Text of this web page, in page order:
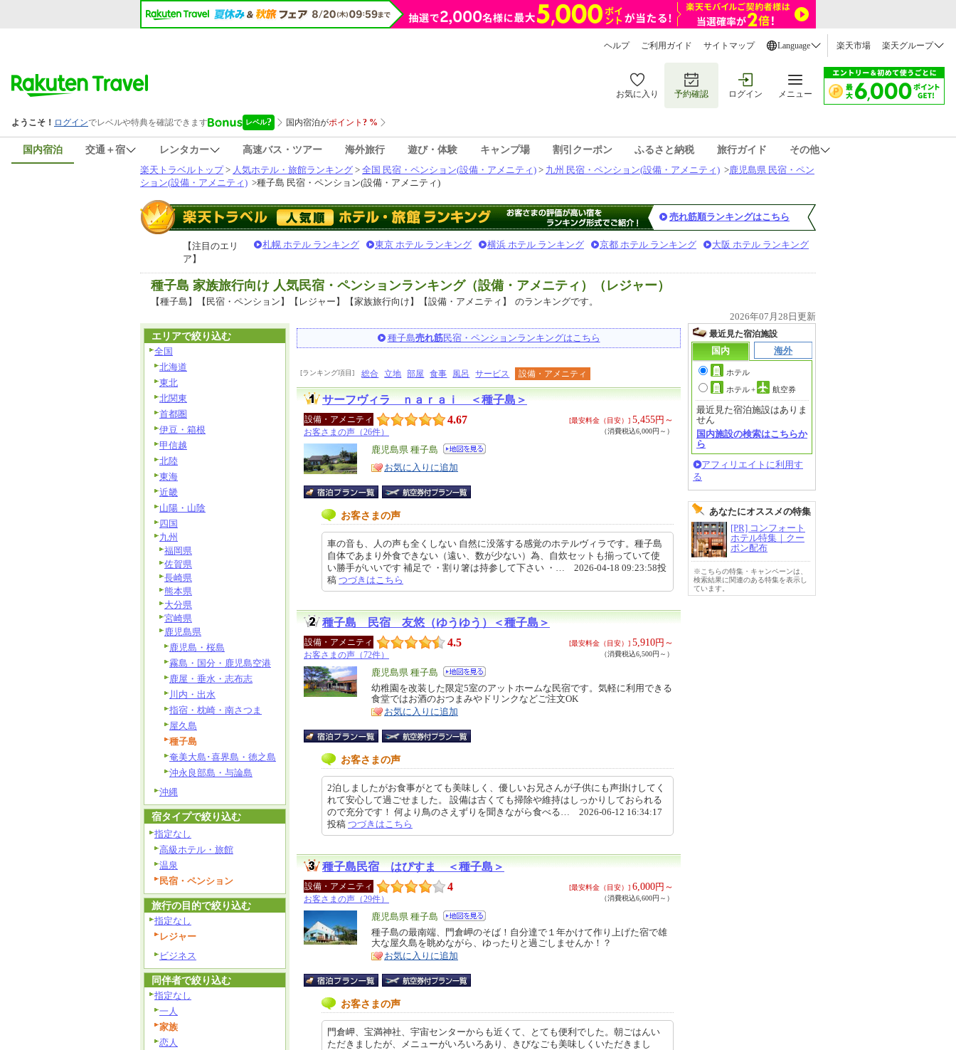
ヘルプ ご利用ガイド サイトマップ Language 楽天市場 楽天グループ
お気に入り 予約確認 ログイン メニュー
国内宿泊 交通＋宿 レンタカー 高速バス・ツアー 海外旅行 遊び・体験 キャンプ場 割引クーポン ふるさと納税 旅行ガイド
その他
楽天トラベルトップ> 人気ホテル・旅館ランキング > 全国 民宿・ペンション(設備・アメニティ) > 九州 民宿・ペンション(設備・アメニティ) >鹿児島県 民宿・ペン
ション(設備・アメニティ) >種子島 民宿・ペンション(設備・アメニティ)
売れ筋順ランキングはこちら
【注目のエリ
ア】
札幌 ホテル ランキング 東京 ホテル ランキング 横浜 ホテル ランキング 京都 ホテル ランキング 大阪 ホテル ランキング
種子島 家族旅行向け 人気民宿・ペンションランキング（設備・アメニティ）（レジャー）
【種子島】【民宿・ペンション】【レジャー】【家族旅行向け】【設備・アメニティ】
のランキングです。
2026年07月28日更新
種子島売れ筋民宿・ペンションランキングはこちら
[ランキング項目] 総合 立地 部屋 食事 風呂 サービス 設備・アメニティ
サーフヴィラ ｎａｒａｉ ＜種子島＞
設備・アメニティ 4.67
お客さまの声（26件）
[最安料金（目安）] 5,455円～
（消費税込6,000円～）
エ
リ
鹿児島県 種子島
特 お気に入りに追加
お客さまの声
車の音も、人の声も全くしない 自然に没落する感覚のホテルヴィラです。種子島
自体であまり外食できない（遠い、数が少ない）為、自炊セットも揃っていて使
い勝手がいいです 補足で ・割り箸は持参して下さい ・… 2026-04-18 09:23:58投
稿 つづきはこちら
種子島 民宿 友悠（ゆうゆう）＜種子島＞
設備・アメニティ 4.5
お客さまの声（72件）
[最安料金（目安）] 5,910円～
（消費税込6,500円～）
エ
リ
ア
鹿児島県 種子島
特
徴
幼稚園を改装した限定5室のアットホームな民宿です。気軽に利用できる
食堂ではお酒のおつまみやドリンクなどご注文OK
お気に入りに追加
お客さまの声
2泊しましたがお食事がとても美味しく、優しいお兄さんが子供にも声掛けしてく
れて安心して過ごせました。 設備は古くても掃除や維持はしっかりしておられる
ので充分です！ 何より鳥のさえずりを聞きながら食べる… 2026-06-12 16:34:17
投稿 つづきはこちら
種子島民宿 はぴすま ＜種子島＞
設備・アメニティ 4
お客さまの声（29件）
[最安料金（目安）] 6,000円～
（消費税込6,600円～）
エ
リ
ア
鹿児島県 種子島
特
徴
種子島の最南端、門倉岬のそば！自分達で１年かけて作り上げた宿で雄
大な屋久島を眺めながら、ゆったりと過ごしませんか！？
お気に入りに追加
お客さまの声
門倉岬、宝満神社、宇宙センターからも近くて、とても便利でした。朝ごはんい
ただきましたが、メニューがいろいろあり、きびなごも美味しくいただきまし
最近見た宿泊施設
国内
海外
ホテル
ホテル+ 航空券
最近見た宿泊施設はありま
せん
国内施設の検索はこちらか
ら
アフィリエイトに利用す
る
あなたにオススメの特集
[PR] コンフォート
ホテル特集｜クー
ポン配布
※こちらの特集・キャンペーンは、
検索結果に関連のある特集を表示し
ています。
エリアで絞り込む
全国
北海道
東北
北関東
首都圏
伊豆・箱根
甲信越
北陸
東海
近畿
山陽・山陰
四国
九州
福岡県
佐賀県
長崎県
熊本県
大分県
宮崎県
鹿児島県
鹿児島・桜島
霧島・国分・鹿児島空港
鹿屋・垂水・志布志
川内・出水
指宿・枕崎・南さつま
屋久島
種子島
奄美大島･喜界島・徳之島
沖永良部島・与論島
沖縄
宿タイプで絞り込む
指定なし
高級ホテル・旅館
温泉
民宿・ペンション
旅行の目的で絞り込む
指定なし
レジャー
ビジネス
同伴者で絞り込む
指定なし
一人
家族
恋人